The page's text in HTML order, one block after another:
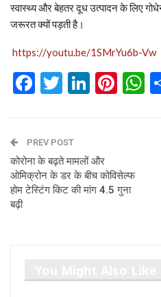
स्वास्थ्य और बेहतर दूध उत्पादन के लिए
जरूरत क्यों पड़ती है।
https://youtu.be/1SMrYu6b-Vw
Facebook
Twitter
PREV POST
कोरोना के बढ़ते मामलों और
ओमिक्रोन के डर के बीच कोविसेल्फ
होम टेस्टिंग किट की मांग 4.5 गुना
बढ़ी